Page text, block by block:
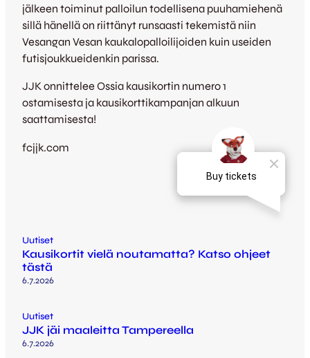
jälkeen toiminut palloilun todellisena puuhamiehenä
sillä hänellä on riittänyt runsaasti tekemistä niin
Vesangan Vesan kaukalopalloilijoiden kuin useiden
futisjoukkueidenkin parissa.
JJK onnittelee Ossia kausikortin numero 1
ostamisesta ja kausikorttikampanjan alkuun
saattamisesta!
fcjjk.com
Uutiset
Kausikortit vielä noutamatta? Katso ohjeet
tästä
6.7.2026
Uutiset
JJK jäi maaleitta Tampereella
6.7.2026